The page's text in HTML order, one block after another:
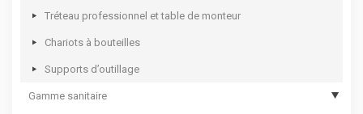
Tréteau professionnel et table de monteur
Chariots à bouteilles
Supports d’outillage
Gamme sanitaire